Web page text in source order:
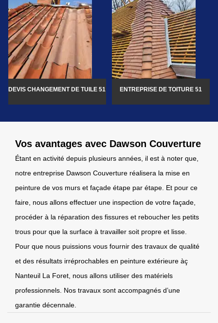
DEVIS CHANGEMENT DE TUILE 51 ENTREPRISE DE TOITURE 51
Vos avantages avec Dawson Couverture
Étant en activité depuis plusieurs années, il est à noter que,
notre entreprise Dawson Couverture réalisera la mise en
peinture de vos murs et façade étape par étape. Et pour ce
faire, nous allons effectuer une inspection de votre façade,
procéder à la réparation des fissures et reboucher les petits
trous pour que la surface à travailler soit propre et lisse.
Pour que nous puissions vous fournir des travaux de qualité
et des résultats irréprochables en peinture extérieure àç
Nanteuil La Foret, nous allons utiliser des matériels
professionnels. Nos travaux sont accompagnés d’une
garantie décennale.